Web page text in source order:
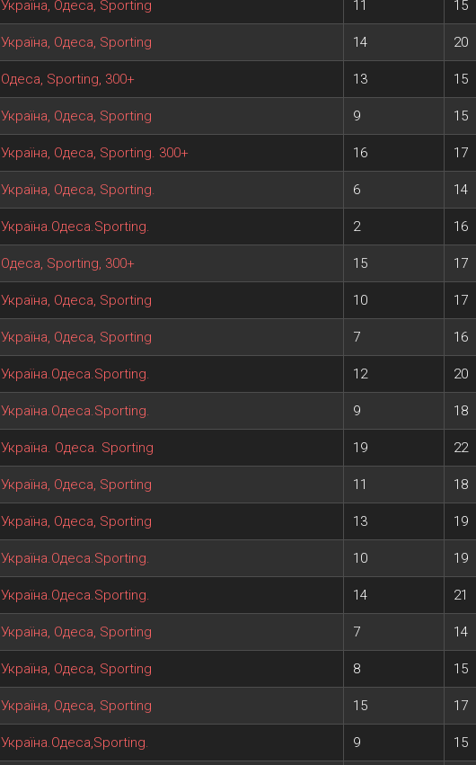
Україна, Одеса, Sporting 11 15
Україна, Одеса, Sporting 14 20
Одеса, Sporting, 300+ 13 15
Україна, Одеса, Sporting 9 15
Україна, Одеса, Sporting. 300+ 16 17
Україна, Одеса, Sporting. 6 14
Україна.Одеса.Sporting. 2 16
Одеса, Sporting, 300+ 15 17
Україна, Одеса, Sporting 10 17
Україна, Одеса, Sporting 7 16
Україна.Одеса.Sporting. 12 20
Україна.Одеса.Sporting. 9 18
Україна. Одеса. Sporting 19 22
Україна, Одеса, Sporting 11 18
Україна, Одеса, Sporting 13 19
Україна.Одеса.Sporting. 10 19
Україна.Одеса.Sporting. 14 21
Україна, Одеса, Sporting 7 14
Україна, Одеса, Sporting 8 15
Україна, Одеса, Sporting 15 17
Україна.Одеса,Sporting. 9 15